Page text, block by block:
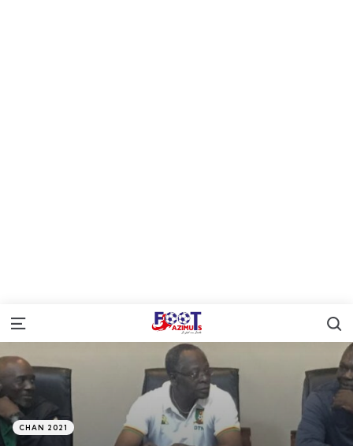
Menu
Catégories
Posté
dans
CHAN 2021